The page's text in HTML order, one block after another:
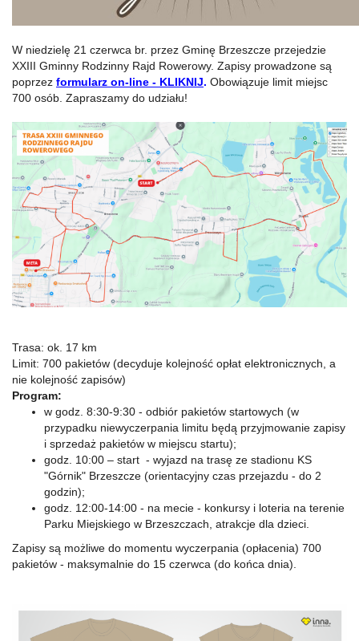
W niedzielę 21 czerwca br. przez Gminę Brzeszcze przejedzie
XXIII Gminny Rodzinny Rajd Rowerowy. Zapisy prowadzone są
poprzez formularz on-line - KLIKNIJ. Obowiązuje limit miejsc
700 osób. Zapraszamy do udziału!
Trasa: ok. 17 km
Limit: 700 pakietów (decyduje kolejność opłat elektronicznych, a
nie kolejność zapisów)
Program:
w godz. 8:30-9:30 - odbiór pakietów startowych (w
przypadku niewyczerpania limitu będą przyjmowanie zapisy
i sprzedaż pakietów w miejscu startu);
godz. 10:00 – start - wyjazd na trasę ze stadionu KS
"Górnik" Brzeszcze (orientacyjny czas przejazdu - do 2
godzin);
godz. 12:00-14:00 - na mecie - konkursy i loteria na terenie
Parku Miejskiego w Brzeszczach, atrakcje dla dzieci.
Zapisy są możliwe do momentu wyczerpania (opłacenia) 700
pakietów - maksymalnie do 15 czerwca (do końca dnia).